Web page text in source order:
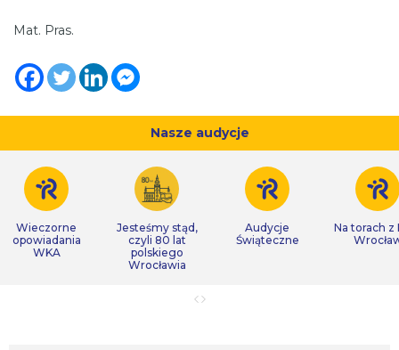
Mat. Pras.
Nasze audycje
Wieczorne
opowiadania
WKA
Jesteśmy stąd,
czyli 80 lat
polskiego
Wrocławia
Audycje
Świąteczne
Na torach z